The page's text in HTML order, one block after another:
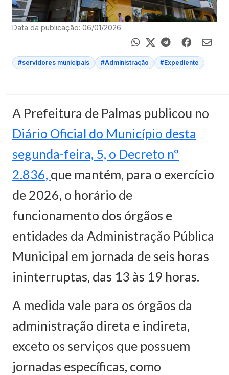
Data da publicação: 06/01/2026
#servidores municipais #Administração #Expediente
A Prefeitura de Palmas publicou no
Diário Oficial do Município desta
segunda-feira, 5, o Decreto nº
2.836, que mantém, para o exercício
de 2026, o horário de
funcionamento dos órgãos e
entidades da Administração Pública
Municipal em jornada de seis horas
ininterruptas, das 13 às 19 horas.
A medida vale para os órgãos da
administração direta e indireta,
exceto os serviços que possuem
jornadas específicas, como